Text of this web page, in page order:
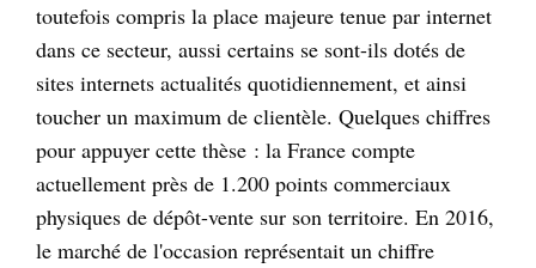
toutefois compris la place majeure tenue par internet
dans ce secteur, aussi certains se sont-ils dotés de
sites internets actualités quotidiennement, et ainsi
toucher un maximum de clientèle. Quelques chiffres
pour appuyer cette thèse : la France compte
actuellement près de 1.200 points commerciaux
physiques de dépôt-vente sur son territoire. En 2016,
le marché de l'occasion représentait un chiffre